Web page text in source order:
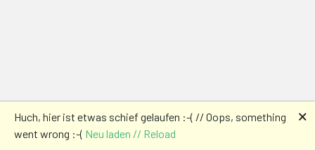
Huch, hier ist etwas schief gelaufen :-( // Oops, something
went wrong :-( Neu laden // Reload
🗙